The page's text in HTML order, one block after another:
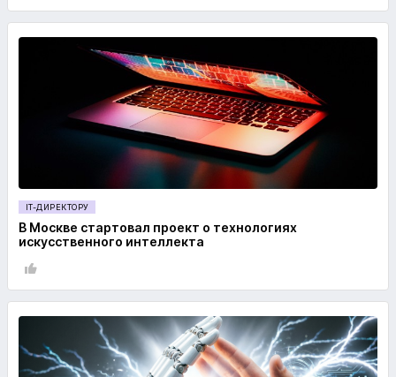
IT-ДИРЕКТОРУ
В Москве стартовал проект о технологиях
искусственного интеллекта